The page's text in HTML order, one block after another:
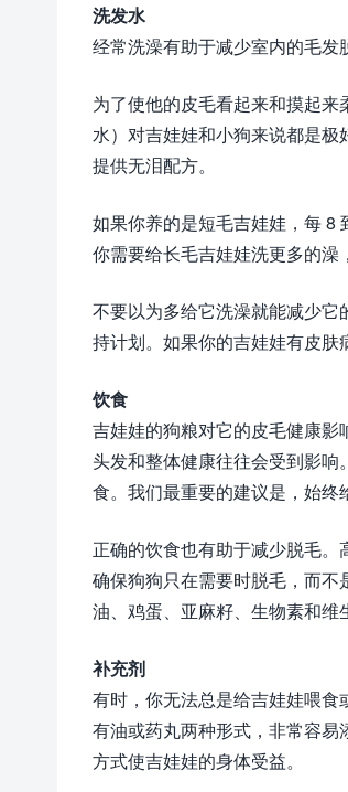
洗发水
经常洗澡有助于减少室内的毛发
为了使他的皮毛看起来和摸起
水）对吉娃娃和小狗来说都是
提供无泪配方。
如果你养的是短毛吉娃娃，每 8
你需要给长毛吉娃娃洗更多的澡
不要以为多给它洗澡就能减少
持计划。如果你的吉娃娃有皮肤
饮食
吉娃娃的狗粮对它的皮毛健康影
头发和整体健康往往会受到影
食。我们最重要的建议是，始终
正确的饮食也有助于减少脱毛
确保狗狗只在需要时脱毛，而
油、鸡蛋、亚麻籽、生物素和维
补充剂
有时，你无法总是给吉娃娃喂
有油或药丸两种形式，非常容
方式使吉娃娃的身体受益。